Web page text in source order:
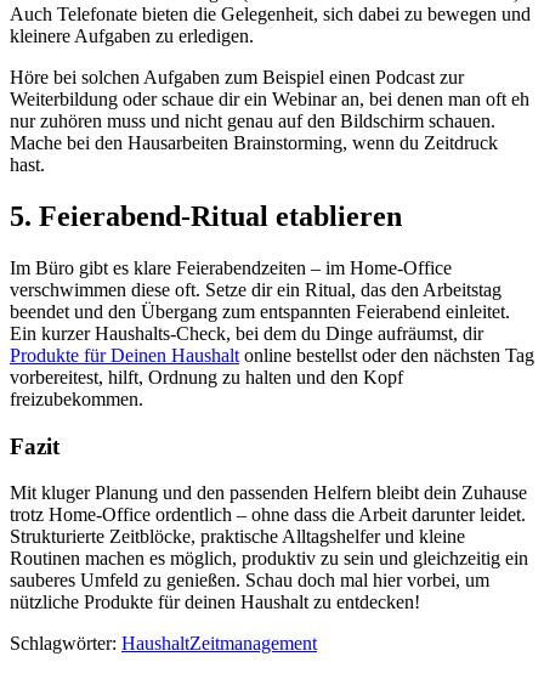
Auch Telefonate bieten die Gelegenheit, sich dabei zu bewegen und
kleinere Aufgaben zu erledigen.
Höre bei solchen Aufgaben zum Beispiel einen Podcast zur
Weiterbildung oder schaue dir ein Webinar an, bei denen man oft eh
nur zuhören muss und nicht genau auf den Bildschirm schauen.
Mache bei den Hausarbeiten Brainstorming, wenn du Zeitdruck
hast.
5. Feierabend-Ritual etablieren
Im Büro gibt es klare Feierabendzeiten – im Home-Office
verschwimmen diese oft. Setze dir ein Ritual, das den Arbeitstag
beendet und den Übergang zum entspannten Feierabend einleitet.
Ein kurzer Haushalts-Check, bei dem du Dinge aufräumst, dir
Produkte für Deinen Haushalt online bestellst oder den nächsten Tag
vorbereitest, hilft, Ordnung zu halten und den Kopf
freizubekommen.
Fazit
Mit kluger Planung und den passenden Helfern bleibt dein Zuhause
trotz Home-Office ordentlich – ohne dass die Arbeit darunter leidet.
Strukturierte Zeitblöcke, praktische Alltagshelfer und kleine
Routinen machen es möglich, produktiv zu sein und gleichzeitig ein
sauberes Umfeld zu genießen. Schau doch mal hiervorbei, um
nützliche Produkte für deinen Haushalt zu entdecken!
Schlagwörter: HaushaltZeitmanagement